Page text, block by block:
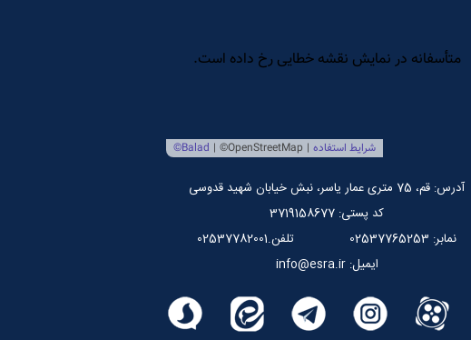
آدرس: قم، 75 متری عمار یاسر، نبش خیابان شهید قدوسی
کد پستی: 3719158677
نمابر: 02537765253
تلفن.02537782001
ایمیل: info@esra.ir